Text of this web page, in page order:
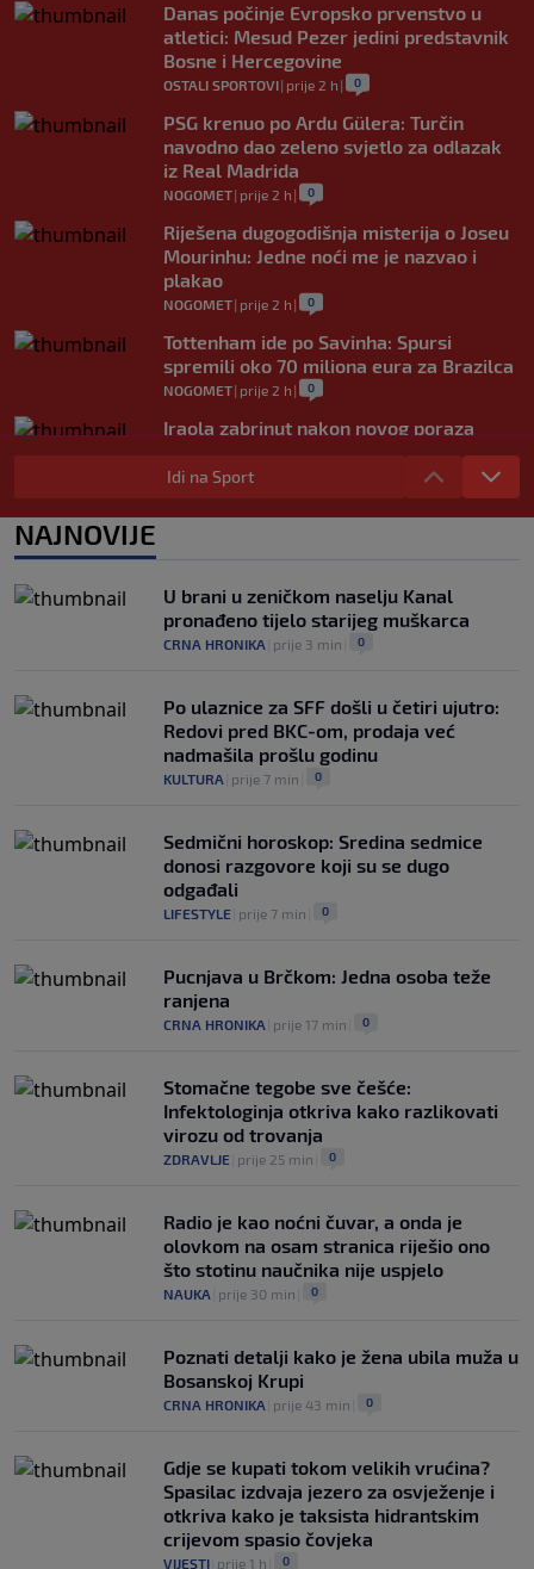
Danas počinje Evropsko prvenstvo u
atletici: Mesud Pezer jedini predstavnik
Bosne i Hercegovine
OSTALI SPORTOVI| prije 2 h | 0
PSG krenuo po Ardu Gülera: Turčin
navodno dao zeleno svjetlo za odlazak
iz Real Madrida
NOGOMET| prije 2 h | 0
Riješena dugogodišnja misterija o Joseu
Mourinhu: Jedne noći me je nazvao i
plakao
NOGOMET| prije 2 h | 0
Tottenham ide po Savinha: Spursi
spremili oko 70 miliona eura za Brazilca
NOGOMET| prije 2 h | 0
Iraola zabrinut nakon novog poraza
Liverpoola: "Ne možemo održati nivo
koji želimo"
sezoni
0
Idi na Sport
NAJNOVIJE
U brani u zeničkom naselju Kanal
pronađeno tijelo starijeg muškarca
CRNA HRONIKA prije 3 min 0
Po ulaznice za SFF došli u četiri ujutro:
Redovi pred BKC-om, prodaja već
nadmašila prošlu godinu
KULTURA prije 7 min 0
Sedmični horoskop: Sredina sedmice
donosi razgovore koji su se dugo
odgađali
LIFESTYLE prije 7 min 0
Pucnjava u Brčkom: Jedna osoba teže
ranjena
CRNA HRONIKA prije 17 min 0
Stomačne tegobe sve češće:
Infektologinja otkriva kako razlikovati
virozu od trovanja
ZDRAVLJE prije 25 min 0
Radio je kao noćni čuvar, a onda je
olovkom na osam stranica riješio ono
što stotinu naučnika nije uspjelo
NAUKA prije 30 min 0
Poznati detalji kako je žena ubila muža u
Bosanskoj Krupi
CRNA HRONIKA prije 43 min 0
Gdje se kupati tokom velikih vrućina?
Spasilac izdvaja jezero za osvježenje i
otkriva kako je taksista hidrantskim
crijevom spasio čovjeka
VIJESTI prije 1 h 0